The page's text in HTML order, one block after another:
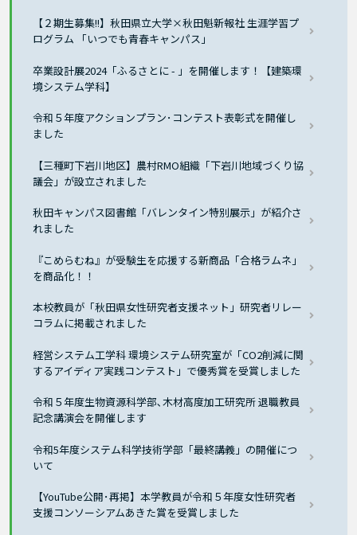
【２期生募集!!】秋田県立大学×秋田魁新報社 生涯学習プ
ログラム 「いつでも青春キャンパス」
卒業設計展2024「ふるさとに - 」を開催します！【建築環
境システム学科】
令和５年度アクションプラン･コンテスト表彰式を開催し
ました
【三種町下岩川地区】農村RMO組織「下岩川地域づくり協
議会」が設立されました
秋田キャンパス図書館「バレンタイン特別展示」が紹介さ
れました
『こめらむね』が受験生を応援する新商品「合格ラムネ」
を商品化！！
本校教員が「秋田県女性研究者支援ネット」研究者リレー
コラムに掲載されました
経営システム工学科 環境システム研究室が「CO2削減に関
するアイディア実践コンテスト」で優秀賞を受賞しました
令和５年度生物資源科学部､木材高度加工研究所 退職教員
記念講演会を開催します
令和5年度システム科学技術学部「最終講義」の開催につ
いて
【YouTube公開･再掲】本学教員が令和５年度女性研究者
支援コンソーシアムあきた賞を受賞しました